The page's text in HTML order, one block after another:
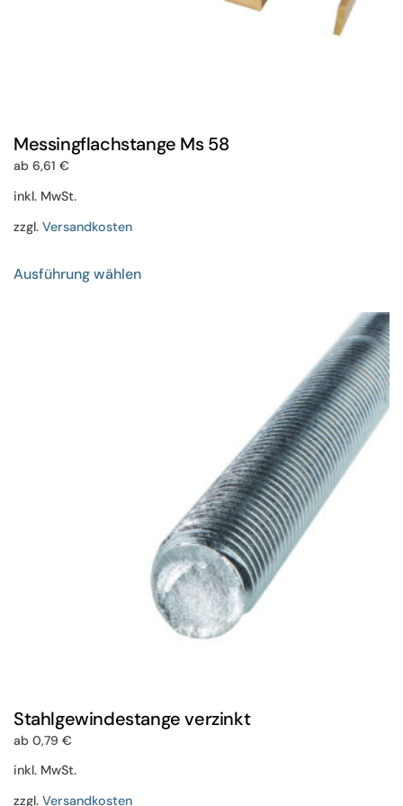
Messingflachstange Ms 58
ab 6,61 €
inkl. MwSt.
zzgl. Versandkosten
Ausführung wählenProdukt
Produktseite
gewählt
werden
Stahlgewindestange verzinkt
ab 0,79 €
inkl. MwSt.
zzgl. Versandkosten